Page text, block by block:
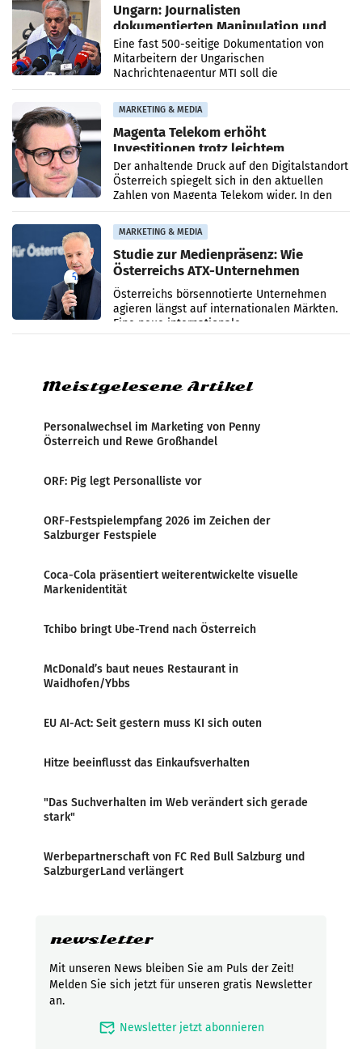
Ungarn: Journalisten
dokumentierten Manipulation und
Zensur
Eine fast 500-seitige Dokumentation von
Mitarbeitern der Ungarischen
Nachrichtenagentur MTI soll die
systematische Nachrichten-Manipulation und
Zensur bei der Agentur während der Zeit
MARKETING & MEDIA
Magenta Telekom erhöht
Investitionen trotz leichtem
Umsatzrückgang
Der anhaltende Druck auf den Digitalstandort
Österreich spiegelt sich in den aktuellen
Zahlen von Magenta Telekom wider. In den
ersten sechs Monaten des laufenden Jahres
verzeichnete
MARKETING & MEDIA
Studie zur Medienpräsenz: Wie
Österreichs ATX-Unternehmen
international wahrgenommen
werden
Österreichs börsennotierte Unternehmen
agieren längst auf internationalen Märkten.
Eine neue internationale
Medienresonanzanalyse untersucht die
Meistgelesene Artikel
Personalwechsel im Marketing von Penny
Österreich und Rewe Großhandel
ORF: Pig legt Personalliste vor
ORF-Festspielempfang 2026 im Zeichen der
Salzburger Festspiele
Coca-Cola präsentiert weiterentwickelte visuelle
Markenidentität
Tchibo bringt Ube-Trend nach Österreich
McDonald’s baut neues Restaurant in
Waidhofen/Ybbs
EU AI-Act: Seit gestern muss KI sich outen
Hitze beeinflusst das Einkaufsverhalten
"Das Suchverhalten im Web verändert sich gerade
stark"
Werbepartnerschaft von FC Red Bull Salzburg und
SalzburgerLand verlängert
newsletter
Mit unseren News bleiben Sie am Puls der Zeit!
Melden Sie sich jetzt für unseren gratis Newsletter
an.
mark_email_read Newsletter jetzt abonnieren